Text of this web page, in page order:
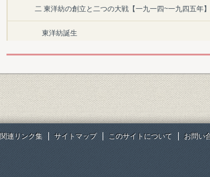
二 東洋紡の創立と二つの大戦【一九一四~一九四五年】
東洋紡誕生
輸出と在華紡
人絹事業への進出と多角化
深夜業の廃止と労務管理
関連リンク集 サイトマップ このサイトについて お問い